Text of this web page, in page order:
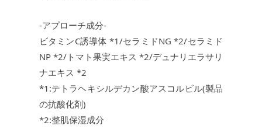
-アプローチ成分-
ビタミンC誘導体 *1/セラミドNG *2/セラミド
NP *2/トマト果実エキス *2/デュナリエラサリ
ナエキス *2
*1:テトラヘキシルデカン酸アスコルビル(製品
の抗酸化剤)
*2:整肌保湿成分